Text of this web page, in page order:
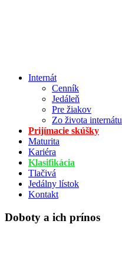
Internát
Cenník
Jedáleň
Pre žiakov
Zo života internátu
Prijímacie skúšky
Maturita
Kariéra
Klasifikácia
Tlačivá
Jedálny lístok
Kontakt
Doboty a ich prínos